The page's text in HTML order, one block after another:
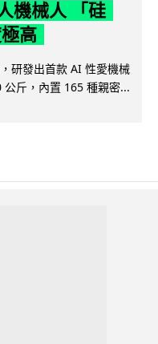
機械人 「硅
高
研發出首款 AI 性愛機械
斤，內置 165 種親密...